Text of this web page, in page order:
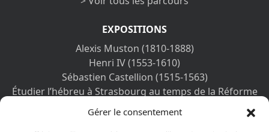
Gérer le consentement
EXPOSITIONS
Alexis Muston (1810-1888)
Henri IV (1553-1610)
Sébastien Castellion (1515-1563)
Étudier l’hébreu à Strasbourg au temps de la Réforme
La guerre des Camisards
Des Églises de France à l’astrologie, Calvin connu et